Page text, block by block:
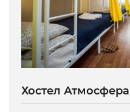
Хостел Атмосфера